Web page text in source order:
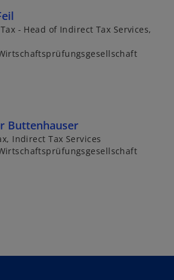
- Head of Indirect Tax Services,
Buttenhauser
Indirect Tax Services